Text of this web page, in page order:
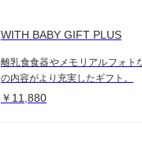
WITH BABY GIFT PLUS
離乳食食器やメモリアルフォト
の内容がより充実したギフト。
￥11,880